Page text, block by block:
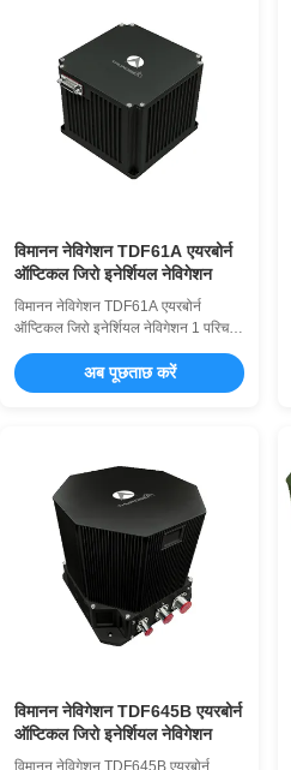
विमानन नेविगेशन TDF61A एयरबोर्न
ऑप्टिकल जिरो इनेर्शियल नेविगेशन
विमानन नेविगेशन TDF61A एयरबोर्न
ऑप्टिकल जिरो इनेर्शियल नेविगेशन 1 परिचय
सिस्टम (INS) में ऑप्टिकल जिरो और क्वार्ट्ज
एक्सेलेरोमीटर अपने मुख्य सेंसर घटकों के रूप
अब पूछताछ करें
विमानन नेविगेशन TDF645B एयरबोर्न
ऑप्टिकल जिरो इनेर्शियल नेविगेशन
विमानन नेविगेशन TDF645B एयरबोर्न